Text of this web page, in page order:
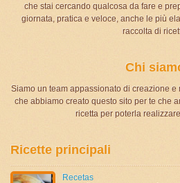
che stai cercando qualcosa da fare e
giornata, pratica e veloce, anche le più
raccolta di
Chi
Siamo un team appassionato di creazione
che abbiamo creato questo sito per te che
ricetta per poterla
Ricette principali
Recetas